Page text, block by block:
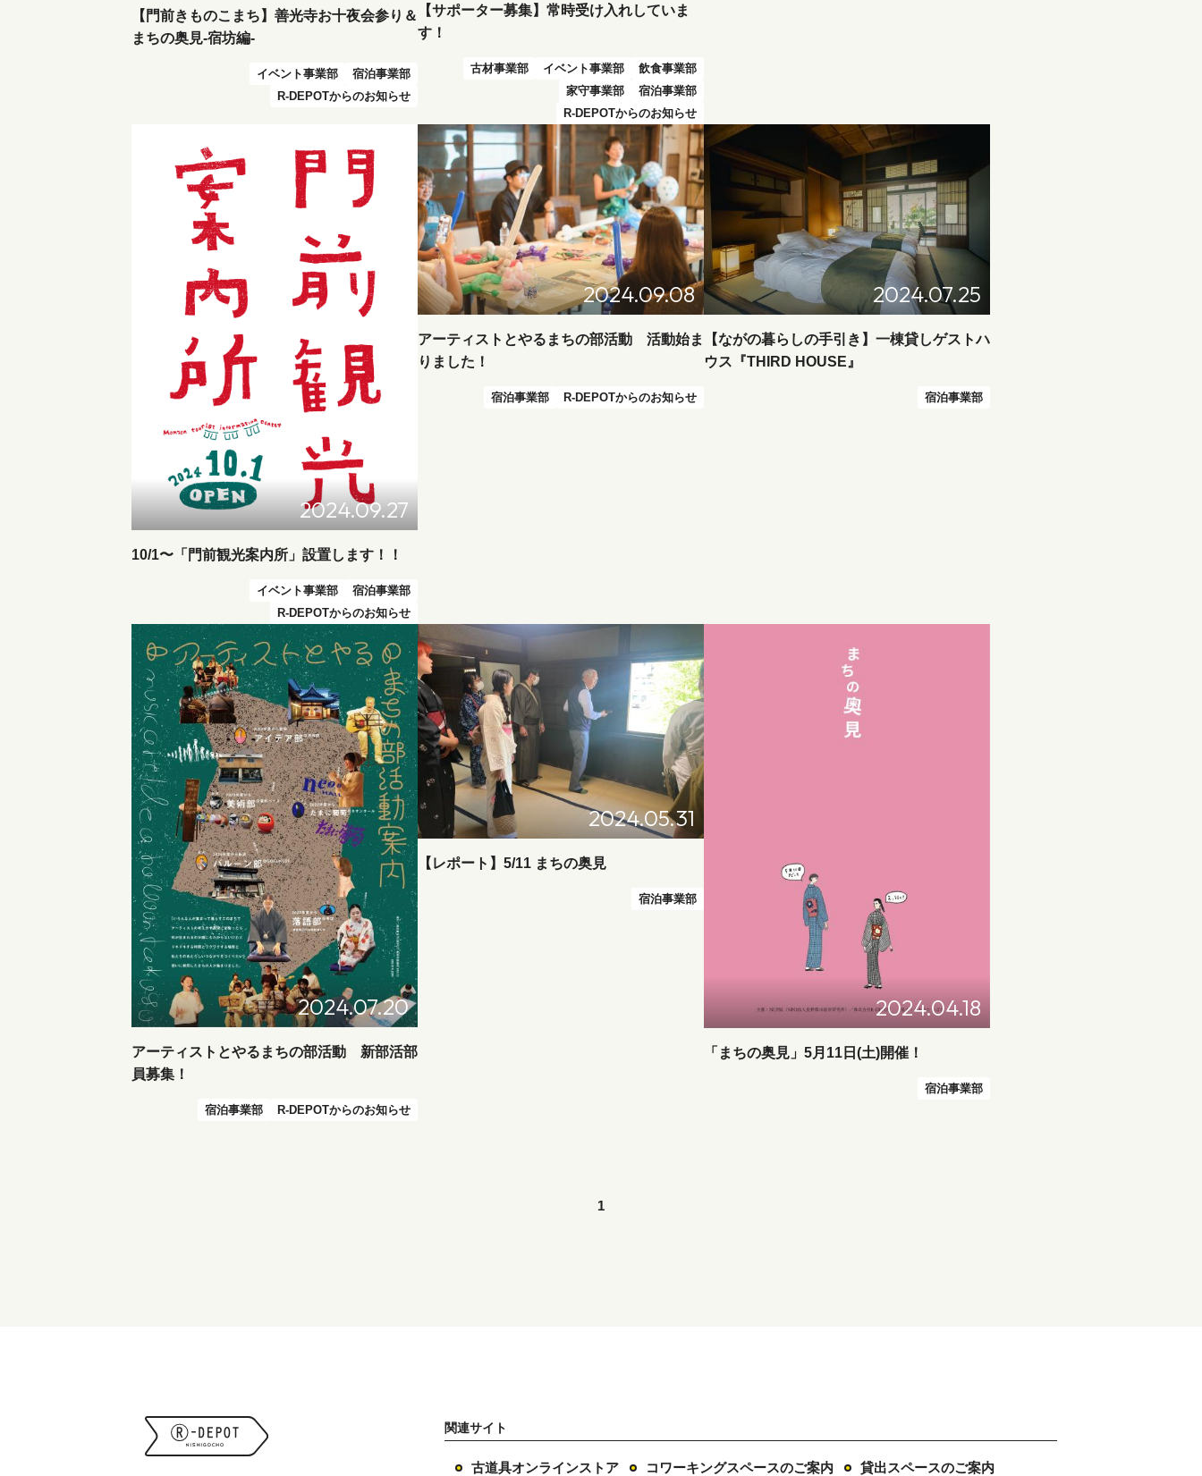
【門前きものこまち】善光寺お十夜会参り＆
まちの奥見-宿坊編-
イベント事業部
宿泊事業部
R-DEPOTからのお知らせ
【サポーター募集】常時受け入れしていま
す！
古材事業部 イベント事業部
飲食事業部
家守事業部
宿泊事業部
R-DEPOTからのお知らせ
2024.09.27
10/1〜「門前観光案内所」設置します！！
イベント事業部
宿泊事業部
R-DEPOTからのお知らせ
2024.09.08
アーティストとやるまちの部活動 活動始ま
りました！
宿泊事業部 R-DEPOTからのお知らせ
2024.07.25
【ながの暮らしの手引き】一棟貸しゲストハ
ウス『THIRD HOUSE』
宿泊事業部
2024.07.20
アーティストとやるまちの部活動 新部活部
員募集！
宿泊事業部 R-DEPOTからのお知らせ
2024.05.31
【レポート】5/11 まちの奥見
宿泊事業部
2024.04.18
「まちの奥見」5月11日(土)開催！
宿泊事業部
1
関連サイト
古道具オンラインストア コワーキングスペースのご案内 貸出スペースのご案内